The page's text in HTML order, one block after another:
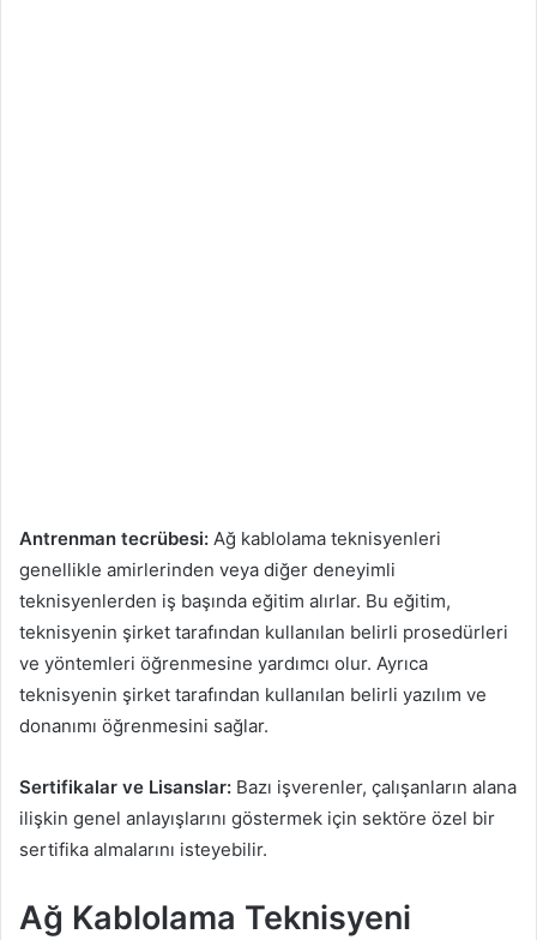
Antrenman tecrübesi: Ağ kablolama teknisyenleri
genellikle amirlerinden veya diğer deneyimli
teknisyenlerden iş başında eğitim alırlar. Bu eğitim,
teknisyenin şirket tarafından kullanılan belirli prosedürleri
ve yöntemleri öğrenmesine yardımcı olur. Ayrıca
teknisyenin şirket tarafından kullanılan belirli yazılım ve
donanımı öğrenmesini sağlar.
Sertifikalar ve Lisanslar: Bazı işverenler, çalışanların alana
ilişkin genel anlayışlarını göstermek için sektöre özel bir
sertifika almalarını isteyebilir.
Ağ Kablolama Teknisyeni